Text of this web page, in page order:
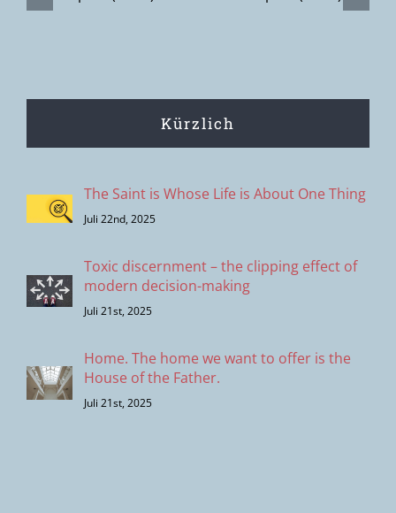
Kürzlich
The Saint is Whose Life is About One Thing
Juli 22nd, 2025
Toxic discernment – the clipping effect of
modern decision-making
Juli 21st, 2025
Home. The home we want to offer is the
House of the Father.
Juli 21st, 2025